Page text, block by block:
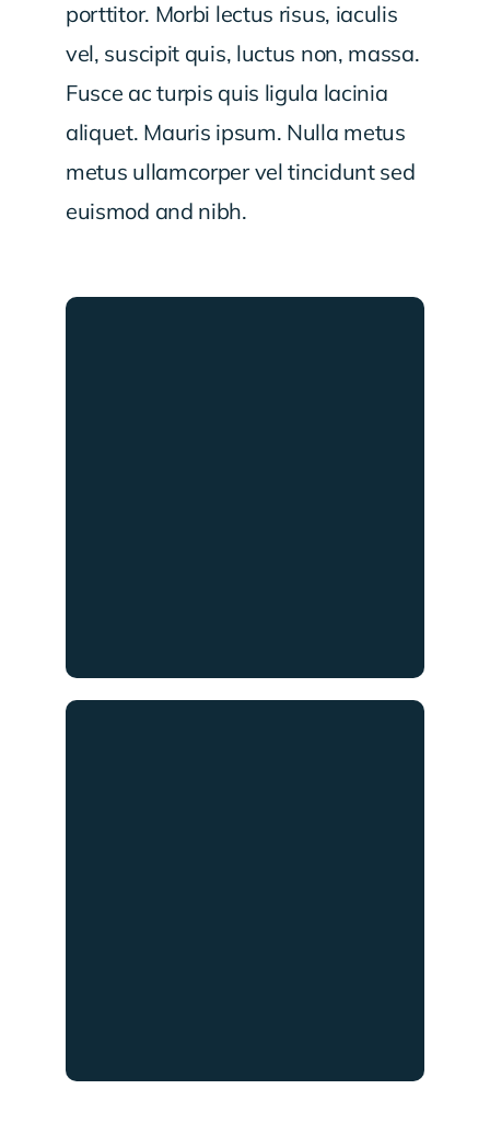
porttitor. Morbi lectus risus, iaculis
vel, suscipit quis, luctus non, massa.
Fusce ac turpis quis ligula lacinia
aliquet. Mauris ipsum. Nulla metus
metus ullamcorper vel tincidunt sed
euismod and nibh.